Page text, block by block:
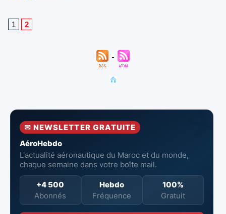
1 2
✉ NEWSLETTER GRATUITE
AéroHebdo
L'actualité aéronautique du Maroc et du monde,
chaque semaine dans votre boîte mail.
+4 500
Abonnés
Hebdo
Fréquence
100%
Gratuit